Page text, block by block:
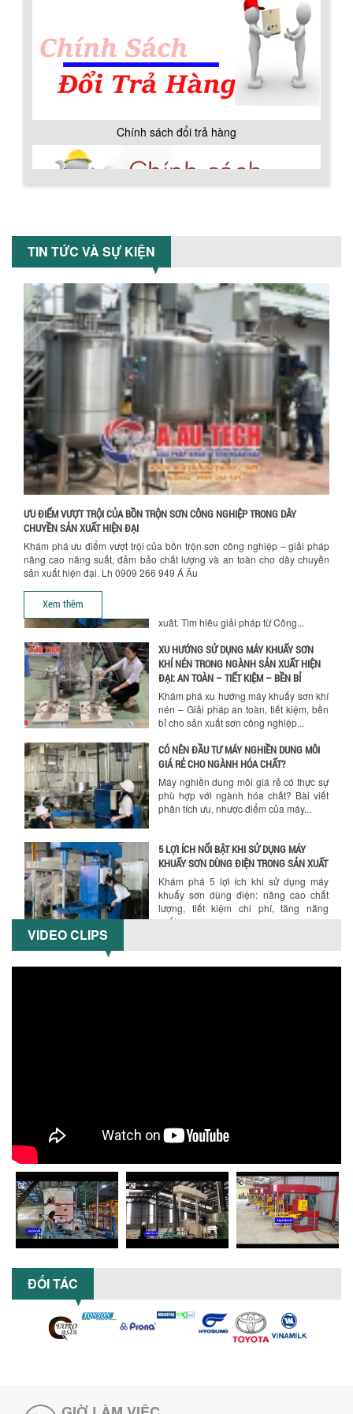
Chính sách đổi trả hàng
Chính sách bảo hành
Chính sách giao hàng
TIN TỨC VÀ SỰ KIỆN
ƯU ĐIỂM VƯỢT TRỘI CỦA BỒN TRỘN SƠN CÔNG NGHIỆP TRONG DÂY
CHUYỀN SẢN XUẤT HIỆN ĐẠI
Khám phá ưu điểm vượt trội của bồn trộn sơn công nghiệp – giải pháp
nâng cao năng suất, đảm bảo chất lượng và an toàn cho dây chuyền
sản xuất hiện đại. Lh 0909 266 949 Á Âu
Xem thêm
ƯU ĐÃI ĐẶC BIỆT: GIÁ MÁY KHUẤY SƠN
CÔNG NGHIỆP GIẢM SỐC
Ưu đãi đặc biệt: Giá máy khuấy sơn
công nghiệp giảm sốc lên đến 20%.
Tiết kiệm chi phí, nhận ngay máy
khuấy...
TỐI ƯU CHI PHÍ SẢN XUẤT VỚI MÁY TRỘN
SƠN CÔNG NGHIỆP HIỆN ĐẠI
nghiệp giúp doanh nghiệp tiết kiệm
CHỌN MÁY KHUẤY TRỘN HÓA CHẤT CHO
Khám phá những tiêu chí quan trọng
giúp doanh nghiệp lựa chọn máy khuấy
trộn hóa chất phù hợp. Từ máy khuấy
hóa...
NHỮNG YẾU TỐ QUYẾT ĐỊNH KHI CHỌN
BỒN KHUẤY SƠN: VẬT LIỆU, DUNG TÍCH VÀ
CÔNG SUẤT KHUẤY
Khám phá các yếu tố quan trọng khi
chọn bồn khuấy sơn: Vật liệu, dung tích
và công suất khuấy. Giải pháp tối...
BỒN KHUẤY TRỘN CHẤT LỎNG CHO
NGÀNH HÓA CHẤT: NHỮNG YẾU TỐ QUYẾT
ĐỊNH CHẤT LƯỢNG SẢN PHẨM CUỐI
CÙNG
Khám phá những yếu tố quan trọng
quyết định chất lượng sản phẩm khi sử
dụng bồn khuấy trộn chất lỏng trong...
TỐI ƯU CHI PHÍ ĐẦU TƯ NHỜ LỰA CHỌN
ĐÚNG DỤNG CỤ KHUẤY SƠN CHO DÂY
CHUYỀN SẢN XUẤT
xuất. Tìm hiểu giải pháp từ Công...
XU HƯỚNG SỬ DỤNG MÁY KHUẤY SƠN
KHÍ NÉN TRONG NGÀNH SẢN XUẤT HIỆN
ĐẠI: AN TOÀN – TIẾT KIỆM – BỀN BỈ
Khám phá xu hướng máy khuấy sơn khí
nén – Giải pháp an toàn, tiết kiệm, bền
bỉ cho sản xuất sơn công nghiệp...
CÓ NÊN ĐẦU TƯ MÁY NGHIỀN DUNG MÔI
GIÁ RẺ CHO NGÀNH HÓA CHẤT?
Máy nghiền dung môi giá rẻ có thực sự
phù hợp với ngành hóa chất? Bài viết
phân tích ưu, nhược điểm của máy...
5 LỢI ÍCH NỔI BẬT KHI SỬ DỤNG MÁY
KHUẤY SƠN DÙNG ĐIỆN TRONG SẢN XUẤT
Khám phá 5 lợi ích khi sử dụng máy
khuấy sơn dùng điện: nâng cao chất
lượng, tiết kiệm chi phí, tăng năng
suất,...
nghiệp...
MÁY NGHIỀN HỮU CƠ LỎNG: GIẢI PHÁP
TỐI ƯU VỚI CÔNG NGHỆ MÁY NGHIỀN
NGANG CÁNH NGHIỀN CERAMIC
Máy nghiền hữu cơ lỏng sử dụng công
nghệ máy nghiền ngang cánh nghiền
ceramic giúp nâng cao độ mịn, hiệu
suất...
Tìm hiểu lợi ích khi đầu tư máy trộn
phân bón nằm ngang: nâng cao hiệu
TOÀN, HIỆU QUẢ
VIDEO CLIPS
ĐỐI TÁC